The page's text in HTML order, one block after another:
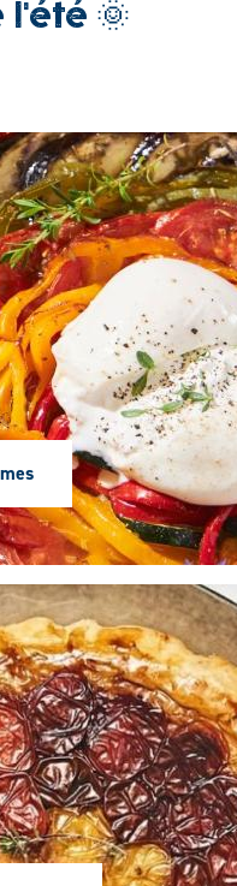
🌞